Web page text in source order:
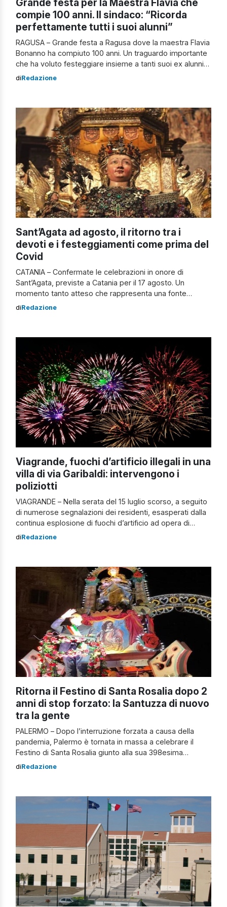
compie 100 anni. Il sindaco: “Ricorda
perfettamente tutti i suoi alunni”
RAGUSA – Grande festa a Ragusa dove la maestra Flavia
Bonanno ha compiuto 100 anni. Un traguardo importante
che ha voluto festeggiare insieme a tanti suoi ex alunni
che le sono rimasti nel cuore. Per l’occasione ha anche
diRedazione
Sant’Agata ad agosto, il ritorno tra i
devoti e i festeggiamenti come prima del
Covid
CATANIA – Confermate le celebrazioni in onore di
Sant’Agata, previste a Catania per il 17 agosto. Un
momento tanto atteso che rappresenta una fonte
indiscussa di gioia per i devoti che finalmente vedranno
ufficiale: “Si rende noto che la […]
diRedazione
Viagrande, fuochi d’artificio illegali in una
villa di via Garibaldi: intervengono i
poliziotti
VIAGRANDE – Nella serata del 15 luglio scorso, a seguito
di numerose segnalazioni dei residenti, esasperati dalla
continua esplosione di fuochi d’artificio ad opera di
alcune attività che organizzano festeggiamenti per vari
registrava con maggiore frequenza […]
diRedazione
Ritorna il Festino di Santa Rosalia dopo 2
anni di stop forzato: la Santuzza di nuovo
tra la gente
PALERMO – Dopo l’interruzione forzata a causa della
pandemia, Palermo è tornata in massa a celebrare il
Festino di Santa Rosalia giunto alla sua 398esima
edizione. Pochissime mascherine in giro nonostante
palermitani che hanno assistito alla sfilata del carro […]
diRedazione